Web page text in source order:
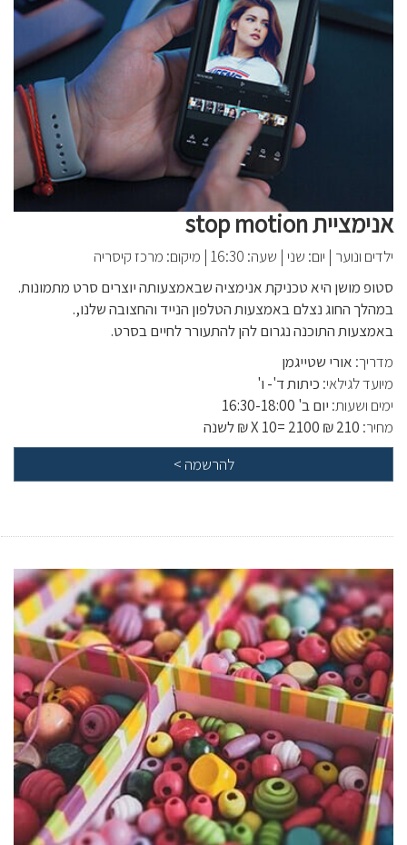
אנימציית stop motion
ילדים ונוער | יום: שני | שעה: 16:30 | מיקום: מרכז קיסריה
סטופ מושן היא טכניקת אנימציה שבאמצעותה יוצרים סרט מתמונות.
במהלך החוג נצלם באמצעות הטלפון הנייד והחצובה שלנו,.
באמצעות התוכנה נגרום להן להתעורר לחיים בסרט.
מדריך: אורי שטייגמן
מיועד לגילאי: כיתות ד'- ו'
ימים ושעות: יום ב' 16:30-18:00
מחיר: 210 ₪ X 10= 2100 ₪ לשנה
להרשמה >